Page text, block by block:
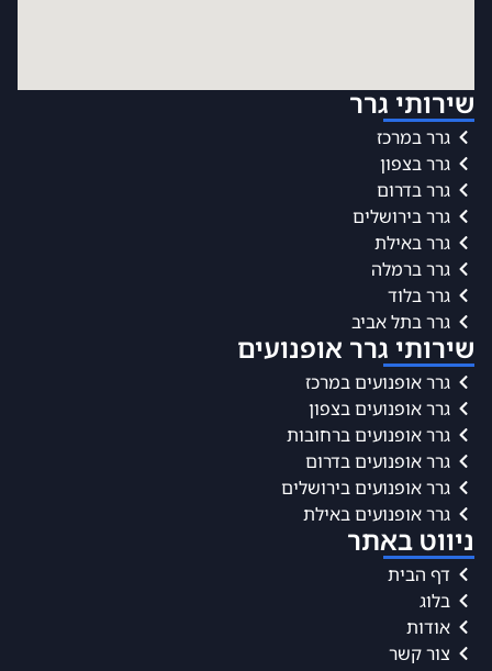
שירותי גרר
גרר במרכז
גרר בצפון
גרר בדרום
גרר בירושלים
גרר באילת
גרר ברמלה
גרר בלוד
גרר בתל אביב
שירותי גרר אופנועים
גרר אופנועים במרכז
גרר אופנועים בצפון
גרר אופנועים ברחובות
גרר אופנועים בדרום
גרר אופנועים בירושלים
גרר אופנועים באילת
ניווט באתר
דף הבית
בלוג
אודות
צור קשר